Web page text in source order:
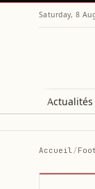
Saturday, 8
Actualités
Liban
Accueil/